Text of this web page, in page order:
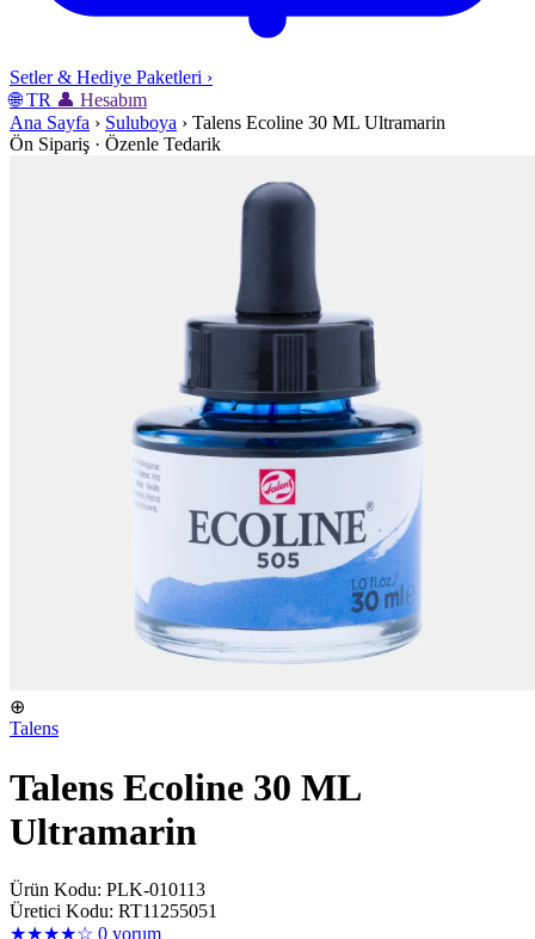
Setler & Hediye Paketleri ›
🌐 TR 👤 Hesabım
Ana Sayfa › Suluboya › Talens Ecoline 30 ML Ultramarin
Ön Sipariş · Özenle Tedarik
⊕
Talens
Talens Ecoline 30 ML
Ultramarin
Ürün Kodu: PLK-010113
Üretici Kodu: RT11255051
★★★★☆ 0 yorum